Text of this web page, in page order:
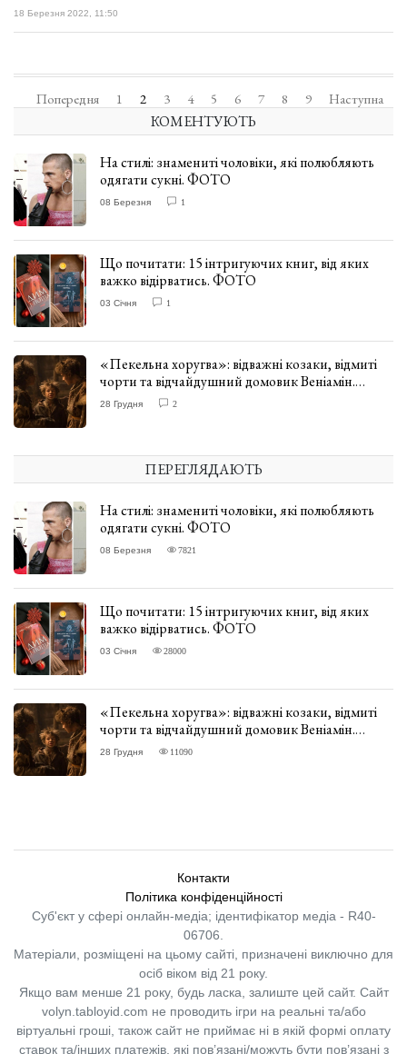
18 Березня 2022, 11:50
Попередня 1 2 3 4 5 6 7 8 9 Наступна
КОМЕНТУЮТЬ
На стилі: знамениті чоловіки, які полюбляють
одягати сукні. ФОТО
08 Березня 1
Що почитати: 15 інтригуючих книг, від яких
важко відірватись. ФОТО
03 Січня 1
«Пекельна хоругва»: відважні козаки, відмиті
чорти та відчайдушний домовик Веніамін.
ВІДГУК
28 Грудня 2
ПЕРЕГЛЯДАЮТЬ
На стилі: знамениті чоловіки, які полюбляють
одягати сукні. ФОТО
08 Березня 7821
Що почитати: 15 інтригуючих книг, від яких
важко відірватись. ФОТО
03 Січня 28000
«Пекельна хоругва»: відважні козаки, відмиті
чорти та відчайдушний домовик Веніамін.
ВІДГУК
28 Грудня 11090
Контакти
Політика конфіденційності
Суб'єкт у сфері онлайн-медіа; ідентифікатор медіа - R40-
06706.
Матеріали, розміщені на цьому сайті, призначені виключно для
осіб віком від 21 року.
Якщо вам менше 21 року, будь ласка, залиште цей сайт. Сайт
volyn.tabloyid.com не проводить ігри на реальні та/або
віртуальні гроші, також сайт не приймає ні в якій формі оплату
ставок та/інших платежів, які пов’язані/можуть бути пов’язані з